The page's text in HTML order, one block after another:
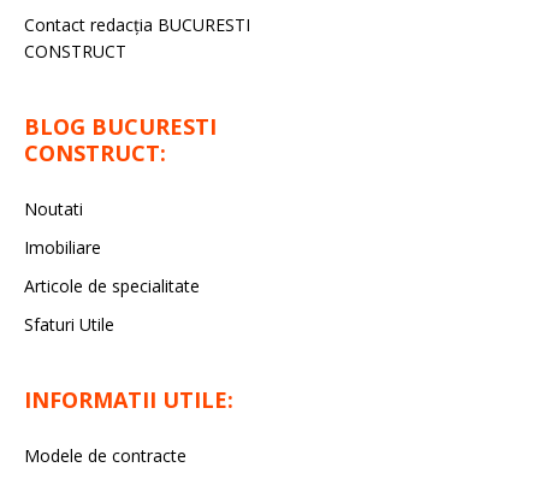
Contact redacţia BUCURESTI
CONSTRUCT
BLOG BUCURESTI
CONSTRUCT:
Noutati
Imobiliare
Articole de specialitate
Sfaturi Utile
INFORMATII UTILE:
Modele de contracte